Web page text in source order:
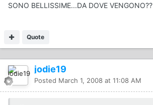
SONO BELLISSIME...DA DOVE VENGONO??
Quote
jodie19
Posted March 1, 2008 at 11:08 AM